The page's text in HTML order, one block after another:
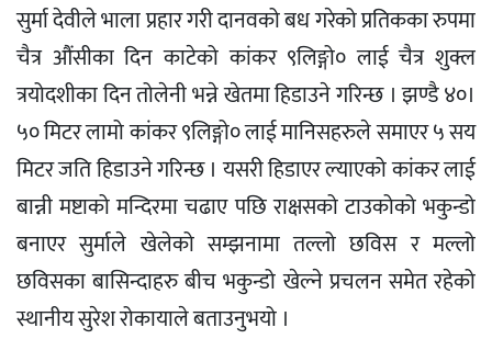
सुर्मा देवीले भाला प्रहार गरी दानवको बध गरेको प्रतिकका रुपमा
चैत्र औंसीका दिन काटेको कांकर ९लिङ्गो० लाई चैत्र शुक्ल
त्रयोदशीका दिन तोलेनी भन्ने खेतमा हिडाउने गरिन्छ । झण्डै ४०।
५० मिटर लामो कांकर ९लिङ्गो० लाई मानिसहरुले समाएर ५ सय
मिटर जति हिडाउने गरिन्छ । यसरी हिडाएर ल्याएको कांकर लाई
बान्नी मष्टाको मन्दिरमा चढाए पछि राक्षसको टाउकोको भकुन्डो
बनाएर सुर्माले खेलेको सम्झनामा तल्लो छविस र मल्लो
छविसका बासिन्दाहरु बीच भकुन्डो खेल्ने प्रचलन समेत रहेको
स्थानीय सुरेश रोकायाले बताउनुभयो ।